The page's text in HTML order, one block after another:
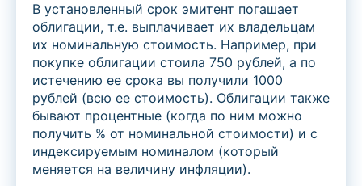
В установленный срок эмитент погашает
облигации, т.е. выплачивает их владельцам
их номинальную стоимость. Например, при
покупке облигации стоила 750 рублей, а по
истечению ее срока вы получили 1000
рублей (всю ее стоимость). Облигации также
бывают процентные (когда по ним можно
получить % от номинальной стоимости) и с
индексируемым номиналом (который
меняется на величину инфляции).